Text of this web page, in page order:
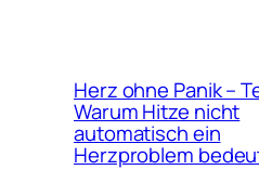
Herz ohne Panik –
Warum Hitze nicht
automatisch ein
Herzproblem